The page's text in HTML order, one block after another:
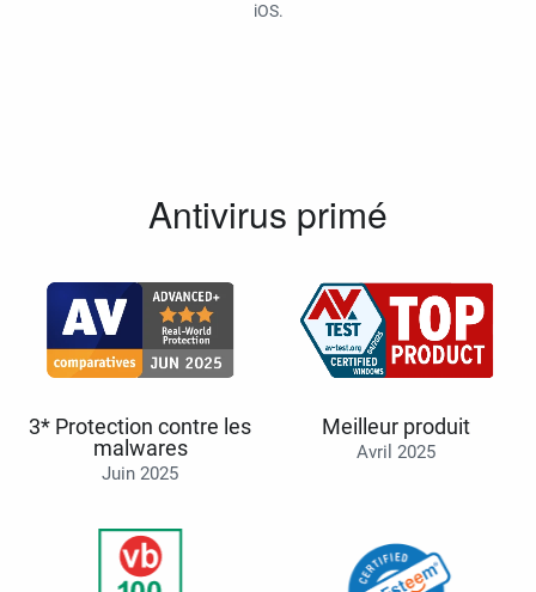
iOS.
Antivirus primé
3* Protection contre les
malwares
Juin 2025
Meilleur produit
Avril 2025